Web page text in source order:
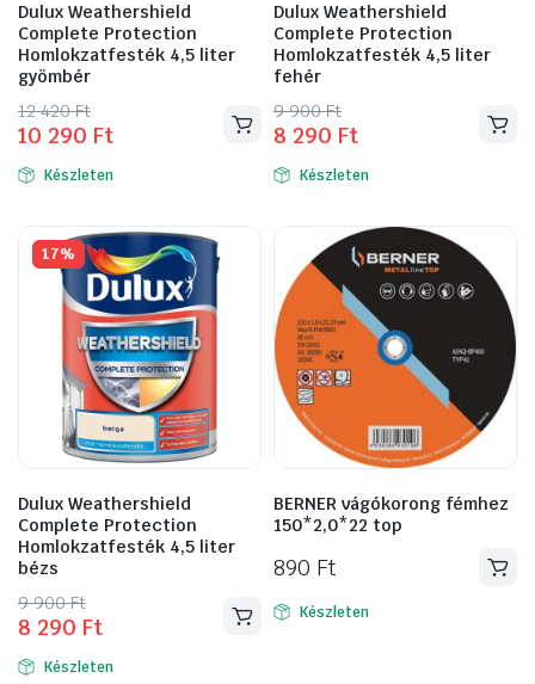
Dulux Weathershield
Complete Protection
Homlokzatfesték 4,5 liter
gyömbér
12 420Ft
Original
price
was:
10 290 Ft
Current
price
is: Készleten
Dulux Weathershield
Complete Protection
Homlokzatfesték 4,5 liter
fehér
9 900Ft
Original
price
was:
8 290 Ft
Current
price
is: Készleten
17%
Dulux Weathershield
Complete Protection
Homlokzatfesték 4,5 liter
bézs
9 900Ft
Original
price
was:
8 290 Ft
Current
price
is: Készleten
BERNER vágókorong fémhez
150*2,0*22 top
890 Ft
Készleten